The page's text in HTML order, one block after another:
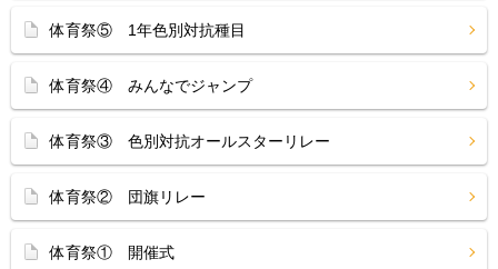
体育祭⑤ 1年色別対抗種目
体育祭④ みんなでジャンプ
体育祭③ 色別対抗オールスターリレー
体育祭② 団旗リレー
体育祭① 開催式